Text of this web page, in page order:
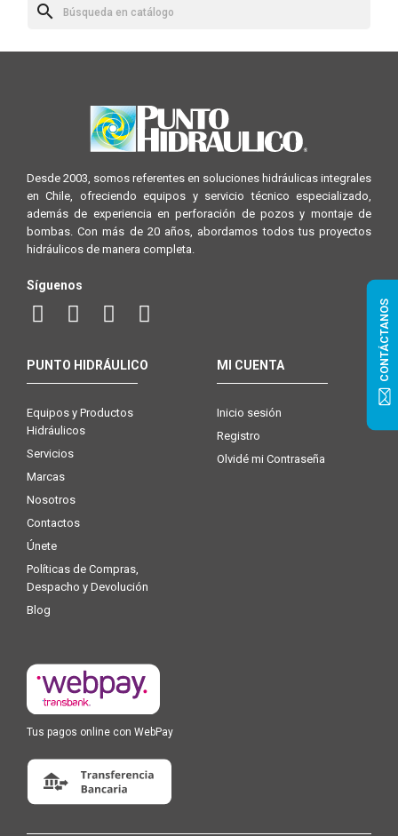
search
Desde 2003, somos referentes en soluciones hidráulicas integrales
en Chile, ofreciendo equipos y servicio técnico especializado,
además de experiencia en perforación de pozos y montaje de
bombas. Con más de 20 años, abordamos todos tus proyectos
hidráulicos de manera completa.
Síguenos
PUNTO HIDRÁULICO
Equipos y Productos
Hidráulicos
Servicios
Marcas
Nosotros
Contactos
Únete
Políticas de Compras,
Despacho y Devolución
Blog
MI CUENTA
Inicio sesión
Registro
Olvidé mi Contraseña
CONTÁCTANOS
Tus pagos online con WebPay